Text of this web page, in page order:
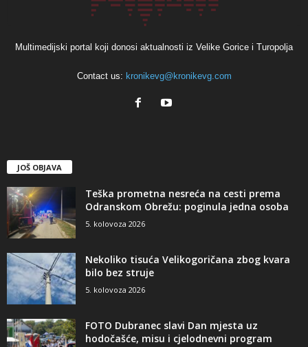
Multimedijski portal koji donosi aktualnosti iz Velike Gorice i Turopolja
Contact us: kronikevg@kronikevg.com
JOŠ OBJAVA
Teška prometna nesreća na cesti prema
Odranskom Obrežu: poginula jedna osoba
5. kolovoza 2026
Nekoliko tisuća Velikogoričana zbog kvara
bilo bez struje
5. kolovoza 2026
FOTO Dubranec slavi Dan mjesta uz
hodočašće, misu i cjelodnevni program